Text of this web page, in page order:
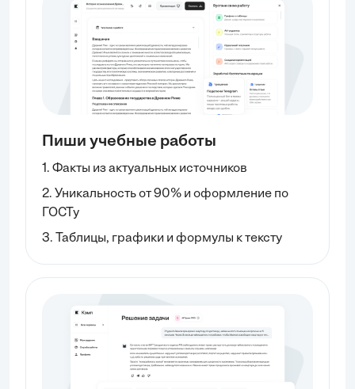
Пиши учебные работы
1. Факты из актуальных источников
2. Уникальность от 90% и оформление по
ГОСТу
3. Таблицы, графики и формулы к тексту